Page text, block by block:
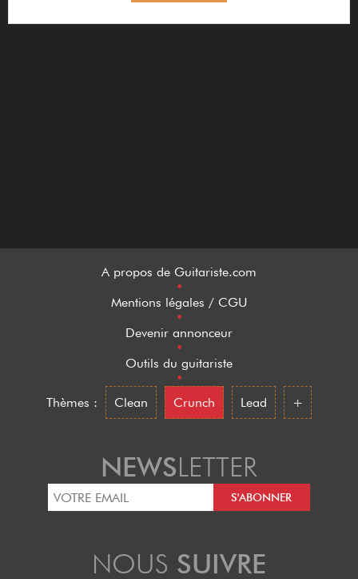
A propos de Guitariste.com
•
Mentions légales / CGU
•
Devenir annonceur
•
Outils du guitariste
•
Thèmes :
Clean Crunch Lead +
NEWSLETTER
NOUS SUIVRE